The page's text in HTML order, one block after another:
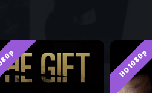
HD 1080p